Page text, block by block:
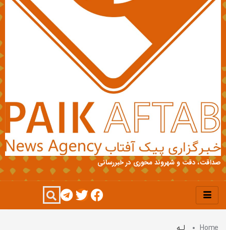
صداقت، دقت و شهروند محوری در خبررسانی